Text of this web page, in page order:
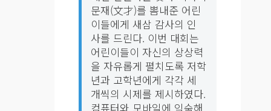
문재(⽂才)를 뽐내준 어린
이들에게 새삼 감사의 인
사를 드린다. 이번 대회는
어린이들이 자신의 상상력
을 자유롭게 펼치도록 저학
년과 고학년에게 각각 세
개씩의 시제를 제시하였다.
컴퓨터와 모바일에 익숙해